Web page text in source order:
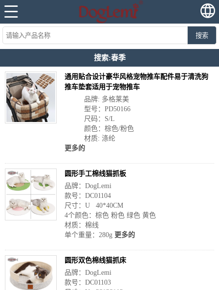
搜索
搜索:春季
通用贴合设计豪华风格宠物推车配件易于清洗狗
推车垫套适用于宠物推车
品牌: 多格莱美
型号：PD50166
尺码：S/L
颜色：棕色/粉色
材质: 涤纶
更多的
圆形手工棉线猫抓板
品牌：DogLemi
款号：DC01104
尺寸：U 40*40CM
4个颜色：棕色 粉色 绿色 黄色
材质：棉线
单个重量：280g 更多的
圆形双色棉线猫抓床
品牌：DogLemi
款号：DC01103